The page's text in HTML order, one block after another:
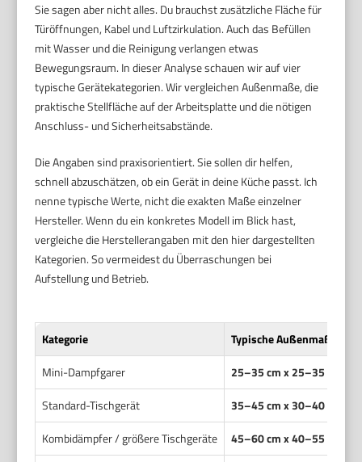
Sie sagen aber nicht alles. Du brauchst zusätzliche Fläche für
Türöffnungen, Kabel und Luftzirkulation. Auch das Befüllen
mit Wasser und die Reinigung verlangen etwas
Bewegungsraum. In dieser Analyse schauen wir auf vier
typische Gerätekategorien. Wir vergleichen Außenmaße, die
praktische Stellfläche auf der Arbeitsplatte und die nötigen
Anschluss- und Sicherheitsabstände.
Die Angaben sind praxisorientiert. Sie sollen dir helfen,
schnell abzuschätzen, ob ein Gerät in deine Küche passt. Ich
nenne typische Werte, nicht die exakten Maße einzelner
Hersteller. Wenn du ein konkretes Modell im Blick hast,
vergleiche die Herstellerangaben mit den hier dargestellten
Kategorien. So vermeidest du Überraschungen bei
Aufstellung und Betrieb.
Kategorie
Typische Außenmaße (B x
Mini-Dampfgarer
25–35 cm x 25–35 cm x
Standard-Tischgerät
35–45 cm x 30–40 cm x
Kombidämpfer / größere Tischgeräte
45–60 cm x 40–55 cm x